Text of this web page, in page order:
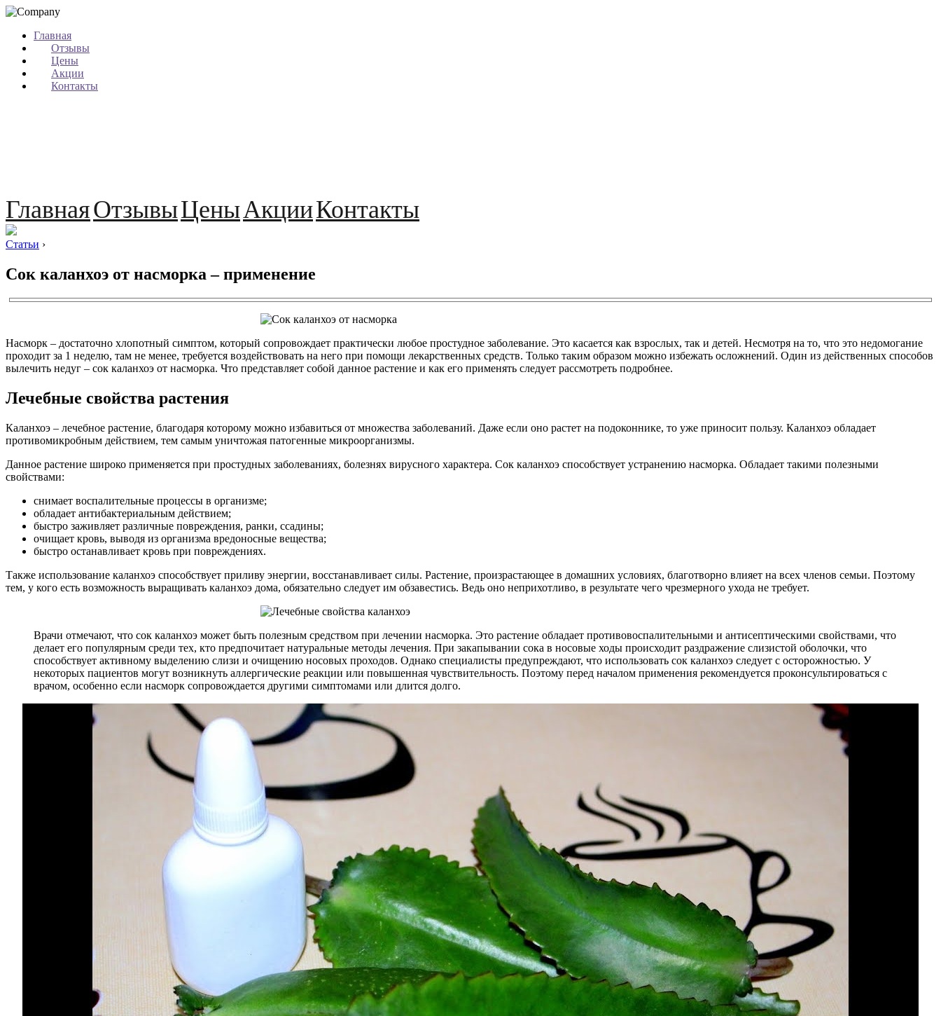
Главная
Отзывы
Цены
Акции
Контакты
ГлавнаяОтзывыЦеныАкцииКонтакты
Статьи ›
Сок каланхоэ от насморка – применение
Насморк – достаточно хлопотный симптом, который сопровождает практически любое простудное заболевание. Это касается как взрослых, так и детей. Несмотря на то, что это недомогание
проходит за 1 неделю, там не менее, требуется воздействовать на него при помощи лекарственных средств. Только таким образом можно избежать осложнений. Один из действенных способов
вылечить недуг – сок каланхоэ от насморка. Что представляет собой данное растение и как его применять следует рассмотреть подробнее.
Лечебные свойства растения
Каланхоэ – лечебное растение, благодаря которому можно избавиться от множества заболеваний. Даже если оно растет на подоконнике, то уже приносит пользу. Каланхоэ обладает
противомикробным действием, тем самым уничтожая патогенные микроорганизмы.
Данное растение широко применяется при простудных заболеваниях, болезнях вирусного характера. Сок каланхоэ способствует устранению насморка. Обладает такими полезными
свойствами:
снимает воспалительные процессы в организме;
обладает антибактериальным действием;
быстро заживляет различные повреждения, ранки, ссадины;
очищает кровь, выводя из организма вредоносные вещества;
быстро останавливает кровь при повреждениях.
Также использование каланхоэ способствует приливу энергии, восстанавливает силы. Растение, произрастающее в домашних условиях, благотворно влияет на всех членов семьи. Поэтому
тем, у кого есть возможность выращивать каланхоэ дома, обязательно следует им обзавестись. Ведь оно неприхотливо, в результате чего чрезмерного ухода не требует.
Врачи отмечают, что сок каланхоэ может быть полезным средством при лечении насморка. Это растение обладает противовоспалительными и антисептическими свойствами, что
делает его популярным среди тех, кто предпочитает натуральные методы лечения. При закапывании сока в носовые ходы происходит раздражение слизистой оболочки, что
способствует активному выделению слизи и очищению носовых проходов. Однако специалисты предупреждают, что использовать сок каланхоэ следует с осторожностью. У
некоторых пациентов могут возникнуть аллергические реакции или повышенная чувствительность. Поэтому перед началом применения рекомендуется проконсультироваться с
врачом, особенно если насморк сопровождается другими симптомами или длится долго.